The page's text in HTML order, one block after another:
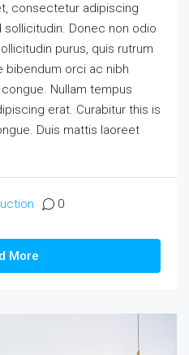
consectetur adipiscing
Donec non odio
purus, quis rutrum
bibendum orci ac nibh
Nullam tempus
erat. Curabitur this is
Duis mattis laoreet
0
More